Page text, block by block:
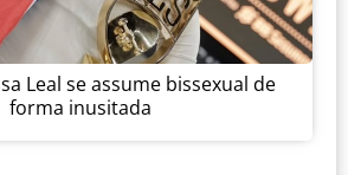
Leal se assume bissexual de
forma inusitada